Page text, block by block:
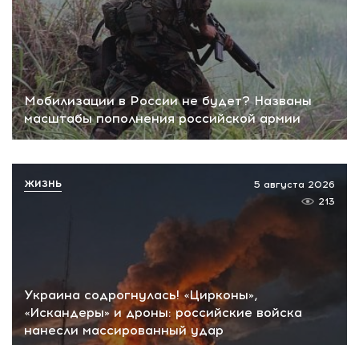
Мобилизации в России не будет? Названы
масштабы пополнения российской армии
Украина содрогнулась! «Цирконы»,
«Искандеры» и дроны: российские войска
нанесли массированный удар
5 августа 2026
213
ЖИЗНЬ